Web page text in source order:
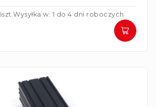
Wysyłka w: 1 do 4 dni roboczych